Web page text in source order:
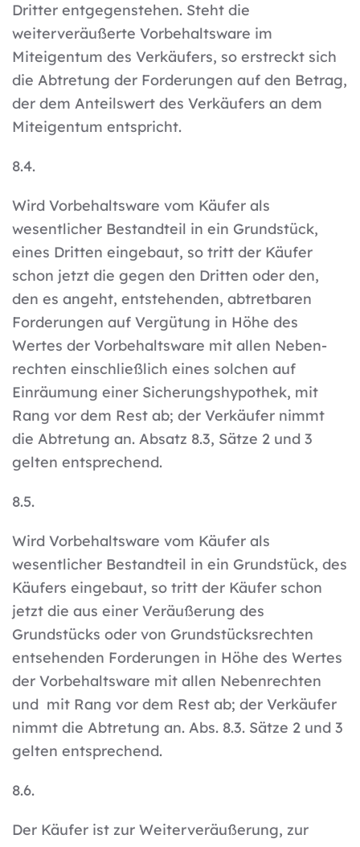
Dritter entgegenstehen. Steht die
weiterveräußerte Vorbehaltsware im
Miteigentum des Verkäufers, so erstreckt sich
die Abtretung der Forderungen auf den Betrag,
der dem Anteilswert des Verkäufers an dem
Miteigentum entspricht.
8.4.
Wird Vorbehaltsware vom Käufer als
wesentlicher Bestandteil in ein Grundstück,
eines Dritten eingebaut, so tritt der Käufer
schon jetzt die gegen den Dritten oder den,
den es angeht, entstehenden, abtretbaren
Forderungen auf Vergütung in Höhe des
Wertes der Vorbehaltsware mit allen Neben-
rechten einschließlich eines solchen auf
Einräumung einer Sicherungshypothek, mit
Rang vor dem Rest ab; der Verkäufer nimmt
die Abtretung an. Absatz 8.3, Sätze 2 und 3
gelten entsprechend.
8.5.
Wird Vorbehaltsware vom Käufer als
wesentlicher Bestandteil in ein Grundstück, des
Käufers eingebaut, so tritt der Käufer schon
jetzt die aus einer Veräußerung des
Grundstücks oder von Grundstücksrechten
entsehenden Forderungen in Höhe des Wertes
der Vorbehaltsware mit allen Nebenrechten
und mit Rang vor dem Rest ab; der Verkäufer
nimmt die Abtretung an. Abs. 8.3. Sätze 2 und 3
gelten entsprechend.
8.6.
Der Käufer ist zur Weiterveräußerung, zur